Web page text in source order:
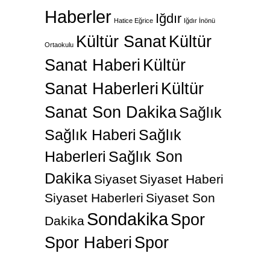
Haberler Hatice Eğrice Iğdır Iğdır İnönü
Ortaokulu Kültür SanatKültür
Sanat Haberi Kültür
Sanat Haberleri Kültür
Sanat Son DakikaSağlık
Sağlık Haberi Sağlık
Haberleri Sağlık Son
Dakika Siyaset Siyaset Haberi
Siyaset Haberleri Siyaset Son
Dakika SondakikaSpor
Spor Haberi Spor